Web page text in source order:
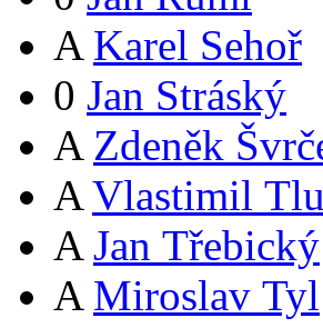
A Karel Sehoř
0 Jan Stráský
A Zdeněk
A Vlastimil
A Jan Třebický
A Miroslav Tyl